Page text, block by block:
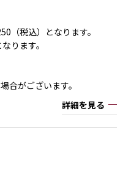
（税込）となります。
ります。
合がございます。
詳細を見る